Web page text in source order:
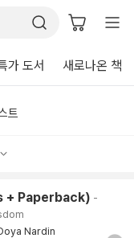
가 도서 새로나온 책
트
+ Paperback) -
Nardin